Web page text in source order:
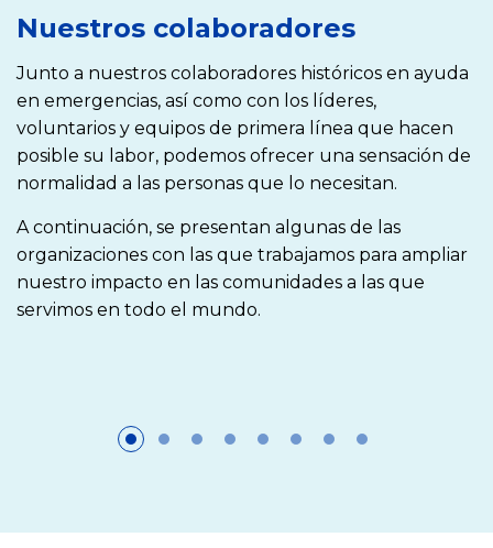
Nuestros colaboradores
Junto a nuestros colaboradores históricos en ayuda
en emergencias, así como con los líderes,
voluntarios y equipos de primera línea que hacen
posible su labor, podemos ofrecer una sensación de
normalidad a las personas que lo necesitan.
A continuación, se presentan algunas de las
organizaciones con las que trabajamos para ampliar
nuestro impacto en las comunidades a las que
servimos en todo el mundo.